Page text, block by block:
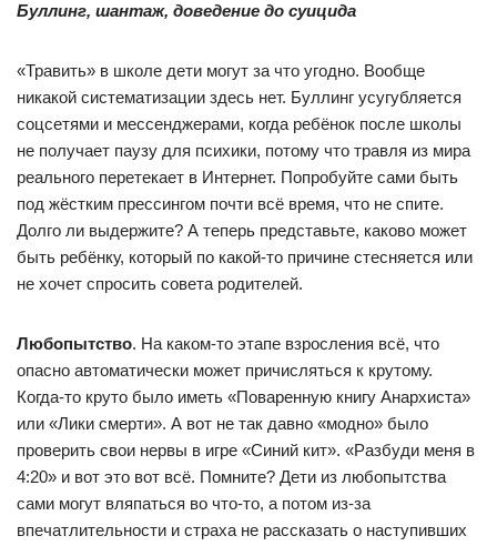
Буллинг, шантаж, доведение до суицида
«Травить» в школе дети могут за что угодно. Вообще
никакой систематизации здесь нет. Буллинг усугубляется
соцсетями и мессенджерами, когда ребёнок после школы
не получает паузу для психики, потому что травля из мира
реального перетекает в Интернет. Попробуйте сами быть
под жёстким прессингом почти всё время, что не спите.
Долго ли выдержите? А теперь представьте, каково может
быть ребёнку, который по какой-то причине стесняется или
не хочет спросить совета родителей.
Любопытство. На каком-то этапе взросления всё, что
опасно автоматически может причисляться к крутому.
Когда-то круто было иметь «Поваренную книгу Анархиста»
или «Лики смерти». А вот не так давно «модно» было
проверить свои нервы в игре «Синий кит». «Разбуди меня в
4:20» и вот это вот всё. Помните? Дети из любопытства
сами могут вляпаться во что-то, а потом из-за
впечатлительности и страха не рассказать о наступивших